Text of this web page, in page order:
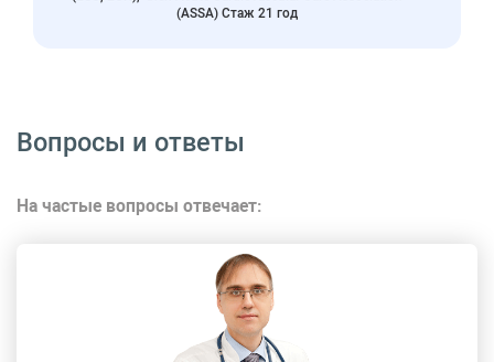
(ASSA) Стаж 21 год
Вопросы и ответы
На частые вопросы отвечает: